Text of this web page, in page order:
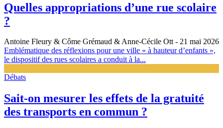
Quelles appropriations d’une rue scolaire
?
Antoine Fleury & Côme Grémaud & Anne-Cécile Ott- 21 mai 2026
Emblématique des réflexions pour une ville « à hauteur d’enfants »,
le dispositif des rues scolaires a conduit à la...
Débats
Sait-on mesurer les effets de la gratuité
des transports en commun ?